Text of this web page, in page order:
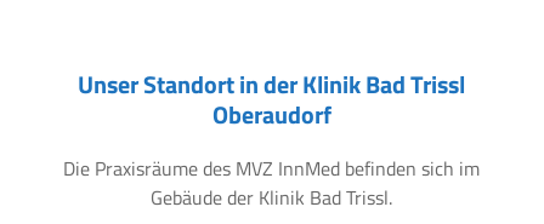
Unser Standort in der Klinik Bad Trissl
Oberaudorf
Die Praxisräume des MVZ InnMed befinden sich im
Gebäude der Klinik Bad Trissl.